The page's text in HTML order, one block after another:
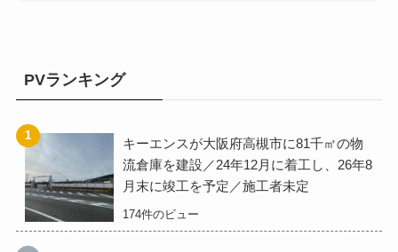
PVランキング
キーエンスが大阪府高槻市に81千㎡の物
流倉庫を建設／24年12月に着工し、26年8
月末に竣工を予定／施工者未定
174件のビュー